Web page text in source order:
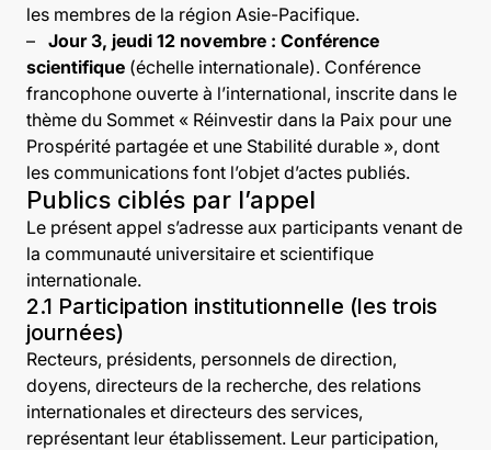
les membres de la région Asie-Pacifique.
– Jour 3, jeudi 12 novembre : Conférence
scientifique (échelle internationale). Conférence
francophone ouverte à l’international, inscrite dans le
thème du Sommet « Réinvestir dans la Paix pour une
Prospérité partagée et une Stabilité durable », dont
les communications font l’objet d’actes publiés.
Publics ciblés par l’appel
Le présent appel s’adresse aux participants venant de
la communauté universitaire et scientifique
internationale.
2.1 Participation institutionnelle (les trois
journées)
Recteurs, présidents, personnels de direction,
doyens, directeurs de la recherche, des relations
internationales et directeurs des services,
représentant leur établissement. Leur participation,